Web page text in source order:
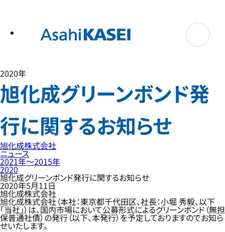
2020年
旭化成グリーンボンド発
行に関するお知らせ
旭化成株式会社
ニュース
2021年〜2015年
2020
旭化成グリーンボンド発行に関するお知らせ
2020年5月11日
旭化成株式会社
旭化成株式会社（本社：東京都千代田区、社長：小堀 秀毅、以下
「当社」）は、国内市場において公募形式によるグリーンボンド（無担
保普通社債）の発行（以下、本発行）を予定しておりますのでお知ら
せいたします。